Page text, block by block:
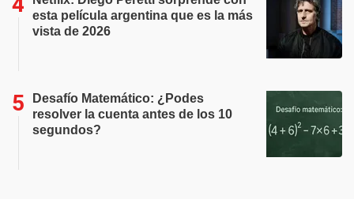
esta película argentina que es la más
vista de 2026
Desafío Matemático: ¿Podes
resolver la cuenta antes de los 10
segundos?